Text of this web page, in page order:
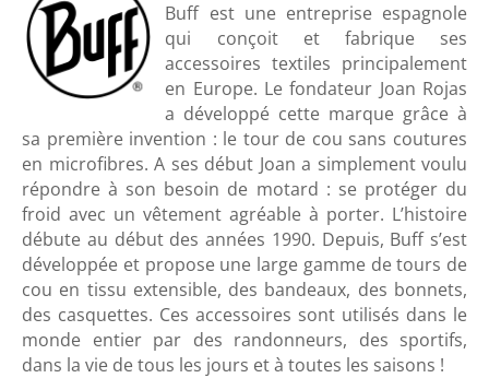
Buff est une entreprise espagnole
qui conçoit et fabrique ses
accessoires textiles principalement
en Europe. Le fondateur Joan Rojas
a développé cette marque grâce à
sa première invention : le tour de cou sans coutures
en microfibres. A ses début Joan a simplement voulu
répondre à son besoin de motard : se protéger du
froid avec un vêtement agréable à porter. L’histoire
débute au début des années 1990. Depuis, Buff s’est
développée et propose une large gamme de tours de
cou en tissu extensible, des bandeaux, des bonnets,
des casquettes. Ces accessoires sont utilisés dans le
monde entier par des randonneurs, des sportifs,
dans la vie de tous les jours et à toutes les saisons !